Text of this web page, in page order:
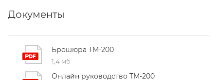
Документы
Брошюра TM-200
1,4 мб
Онлайн руководство TM-200